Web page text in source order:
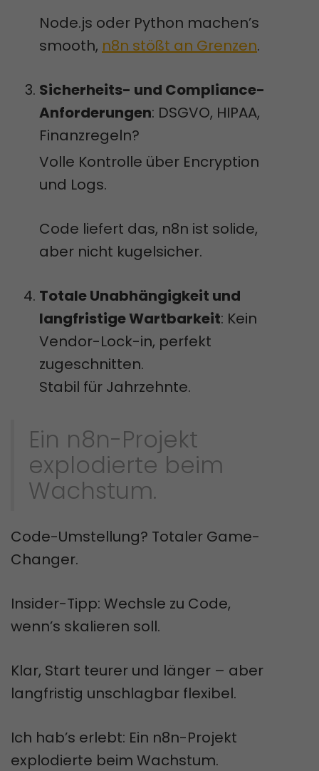
Node.js oder Python machen’s
smooth, n8n stößt an Grenzen.
Sicherheits- und Compliance-
Anforderungen: DSGVO, HIPAA,
Finanzregeln?
Volle Kontrolle über Encryption
und Logs.
Code liefert das, n8n ist solide,
aber nicht kugelsicher.
Totale Unabhängigkeit und
langfristige Wartbarkeit: Kein
Vendor-Lock-in, perfekt
zugeschnitten.
Stabil für Jahrzehnte.
Ein n8n-Projekt
explodierte beim
Wachstum.
Code-Umstellung? Totaler Game-
Changer.
Insider-Tipp: Wechsle zu Code,
wenn’s skalieren soll.
Klar, Start teurer und länger – aber
langfristig unschlagbar flexibel.
Ich hab’s erlebt: Ein n8n-Projekt
explodierte beim Wachstum.